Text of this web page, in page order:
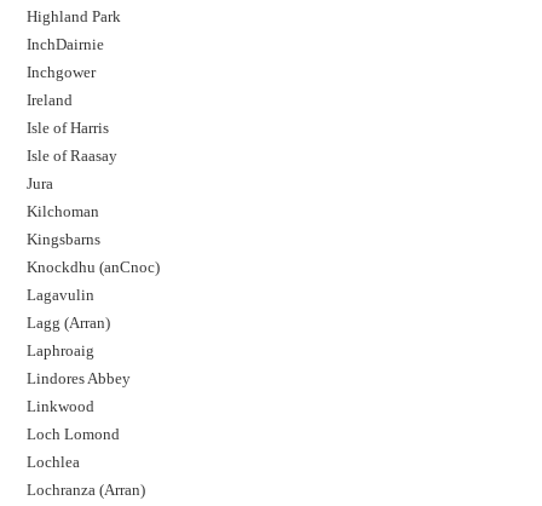
Highland Park
InchDairnie
Inchgower
Ireland
Isle of Harris
Isle of Raasay
Jura
Kilchoman
Kingsbarns
Knockdhu (anCnoc)
Lagavulin
Lagg (Arran)
Laphroaig
Lindores Abbey
Linkwood
Loch Lomond
Lochlea
Lochranza (Arran)